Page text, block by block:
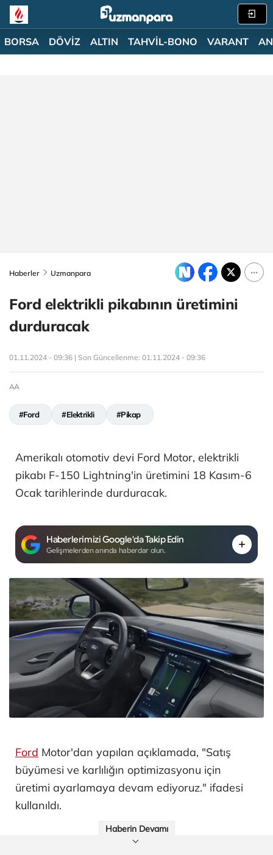
BORSA DÖVİZ ALTIN TAHVİL-BONO VARANT
Haberler Uzmanpara
Ford elektrikli pikabının üretimini
durduracak
01.11.2024 - 09:36 | Son Güncellenme: 01.11.2024 - 09:36
AA
#Ford #Elektrikli #Pikap
Amerikalı otomotiv devi Ford Motor, elektrikli
pikabı F-150 Lightning'in üretimini 18 Kasım-6
Ocak tarihlerinde durduracak.
Haberlerimizi Google'da Takip Edin
Gelişmelerden anında haberdar olun.
Ford Motor'dan yapılan açıklamada, "Satış
büyümesi ve karlılığın optimizasyonu için
üretimi ayarlamaya devam ediyoruz." ifadesi
kullanıldı.
Haberin Devamı